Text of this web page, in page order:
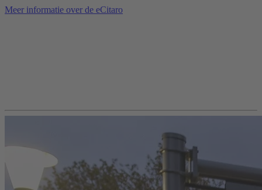
Meer informatie over de eCitaro